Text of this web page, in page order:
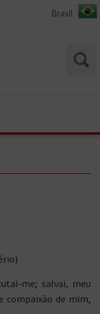
me; salvai, meu
compaixão de mim,